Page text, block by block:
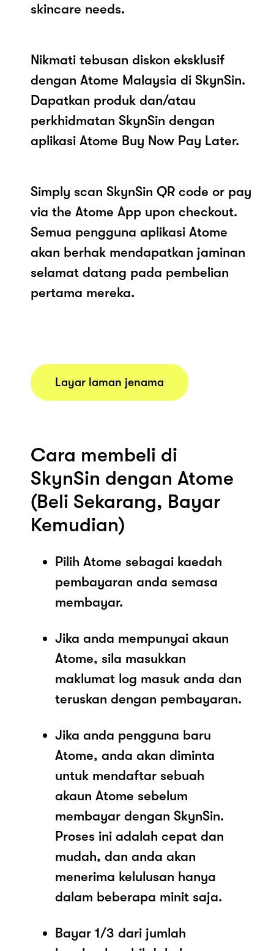
skincare needs.
Nikmati tebusan diskon eksklusif
dengan Atome Malaysia di SkynSin.
Dapatkan produk dan/atau
perkhidmatan SkynSin dengan
aplikasi Atome Buy Now Pay Later.
Simply scan SkynSin QR code or pay
via the Atome App upon checkout.
Semua pengguna aplikasi Atome
akan berhak mendapatkan jaminan
selamat datang pada pembelian
pertama mereka.
Layar laman jenama
Cara membeli di
SkynSin dengan Atome
(Beli Sekarang, Bayar
Kemudian)
Pilih Atome sebagai kaedah
pembayaran anda semasa
membayar.
Jika anda mempunyai akaun
Atome, sila masukkan
maklumat log masuk anda dan
teruskan dengan pembayaran.
Jika anda pengguna baru
Atome, anda akan diminta
untuk mendaftar sebuah
akaun Atome sebelum
membayar dengan SkynSin.
Proses ini adalah cepat dan
mudah, dan anda akan
menerima kelulusan hanya
dalam beberapa minit saja.
Bayar 1/3 dari jumlah